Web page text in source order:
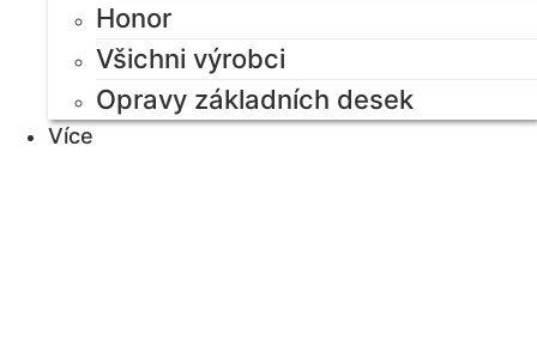
Honor
Všichni výrobci
Opravy základních desek
Více